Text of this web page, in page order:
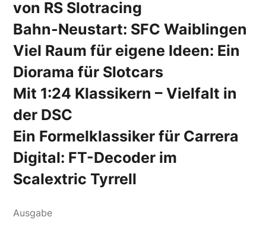
von RS Slotracing
Bahn-Neustart: SFC Waiblingen
Viel Raum für eigene Ideen: Ein
Diorama für Slotcars
Mit 1:24 Klassikern – Vielfalt in
der DSC
Ein Formelklassiker für Carrera
Digital: FT-Decoder im
Scalextric Tyrrell